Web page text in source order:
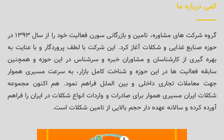
کمی درباره ما
گروه شرکت های مشاوره، تامین و بازرگانی سورن فعالیت خود را از سال ۱۳۹۳ در
حوزه صنایع غذایی و شکلات آغاز کرد. این شرکت با لطف پروردگار و با عنایت به
بهره گیری از کارشناسان و مشاوران خبره و سرشناس در این حوزه و همچنین
سابقه فعالیت ها در این حوزه و شناخت کامل بازار، به سرعت مسیری هموار
جهت معاملات تجاری داخلی و بین الملل فراهم نمود. هم اکنون مجموعه
شکلات ایران مسیری هموار برای صادرات و واردات انواع شکلات در ایران را فراهم
آورده کرده و سالانه عهده دار حجم بالایی از تامین شکلات است.